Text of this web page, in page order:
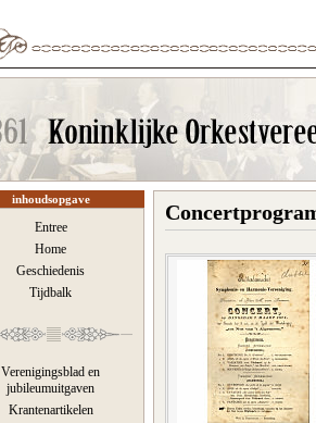
inhoudsopgave
Entree
Home
Geschiedenis
Tijdbalk
Verenigingsblad en
jubileumuitgaven
Krantenartikelen